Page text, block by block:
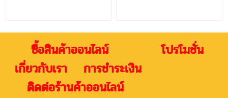
ซื้อสินค้าออนไลน์ โปรโมชั่น
เกี่ยวกับเรา การชำระเงิน
ติดต่อร้านค้าออนไลน์